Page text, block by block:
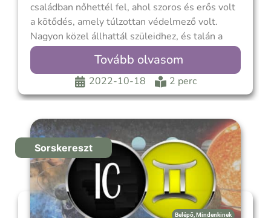
családban nőhettél fel, ahol szoros és erős volt
a kötődés, amely túlzottan védelmező volt.
Nagyon közel állhattál szüleidhez, és talán a
családi lojalitás volt a legfontosabb,
megtanultad, hogy hűségesnek kell lenned a
családhoz. A Rák IC egy nagyon lágy, tápláló,
gondoskodó, ragaszkodó és sebezhető
Tovább olvasom
2022-10-18 2 perc
Sorskereszt
Belépő Mindenkinek